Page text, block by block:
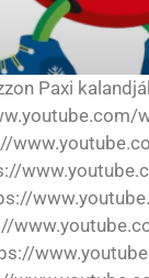
Paxi